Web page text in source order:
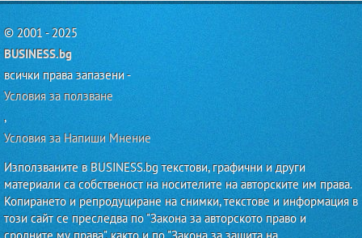
© 2001 - 2025
BUSINESS.bg
всички права запазени -
Условия за ползване
,
Условия за Напиши Мнение
Използваните в BUSINESS.bg текстови, графични и други
материали са собственост на носителите на авторските им права.
Копирането и репродуциране на снимки, текстове и информация в
този сайт се преследва по "Закона за авторското право и